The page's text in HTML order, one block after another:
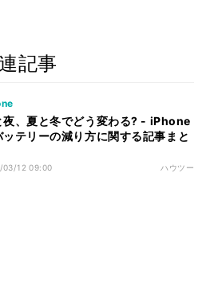
記事
夜、夏と冬でどう変わる? - iPhone
ッテリーの減り方に関する記事まと
03/12 09:00 ハウツー